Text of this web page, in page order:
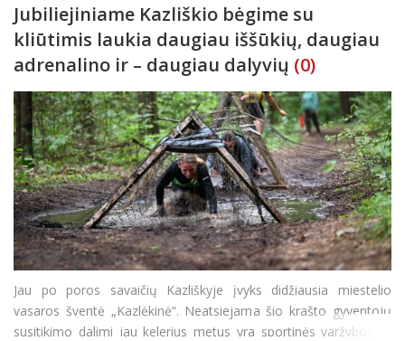
Jubiliejiniame Kazliškio bėgime su
kliūtimis laukia daugiau iššūkių, daugiau
adrenalino ir – daugiau dalyvių (0)
Jau po poros savaičių Kazliškyje įvyks didžiausia miestelio
vasaros šventė „Kazlėkinė“. Neatsiejama šio krašto gyventojų
susitikimo dalimi jau kelerius metus yra sportinės varžybos, o